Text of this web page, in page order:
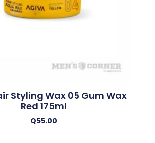
Styling Wax 05 Gum Wax
Red 175ml
Q55.00